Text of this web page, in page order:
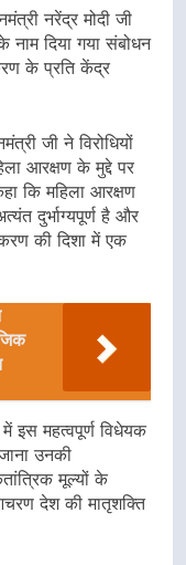
नरेंद्र मोदी जी
के नाम दिया गया संबोधन
के प्रति केंद्र
जी ने विरोधियों
आरक्षण के मुद्दे पर
कि महिला आरक्षण
दुर्भाग्यपूर्ण है और
की दिशा में एक
इस महत्वपूर्ण विधेयक
उनकी
मूल्यों के
देश की मातृशक्ति